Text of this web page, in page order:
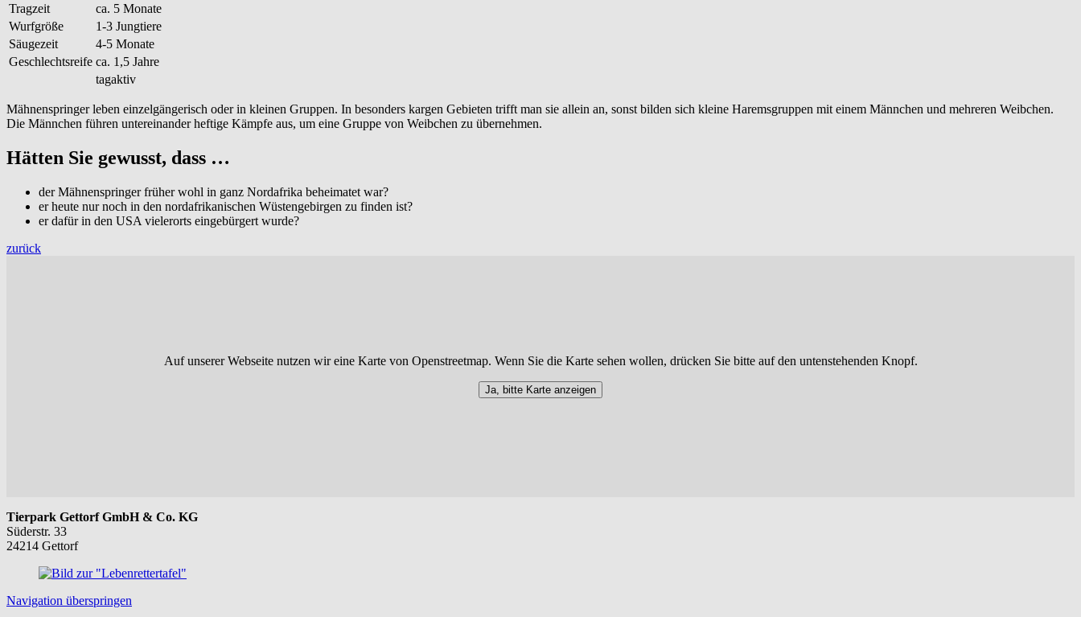
Tragzeit
ca. 5 Monate
Wurfgröße
1-3 Jungtiere
Säugezeit
4-5 Monate
Geschlechtsreife ca. 1,5 Jahre
tagaktiv
Mähnenspringer leben einzelgängerisch oder in kleinen Gruppen. In besonders kargen Gebieten trifft man sie allein an, sonst bilden sich kleine Haremsgruppen mit einem Männchen und mehreren Weibchen.
Die Männchen führen untereinander heftige Kämpfe aus, um eine Gruppe von Weibchen zu übernehmen.
Hätten Sie gewusst, dass …
der Mähnenspringer früher wohl in ganz Nordafrika beheimatet war?
er heute nur noch in den nordafrikanischen Wüstengebirgen zu finden ist?
er dafür in den USA vielerorts eingebürgert wurde?
zurück
Auf unserer Webseite nutzen wir eine Karte von Openstreetmap. Wenn Sie die Karte sehen wollen, drücken Sie bitte auf den untenstehenden Knopf.
Ja, bitte Karte anzeigen
Tierpark Gettorf GmbH & Co. KG
Süderstr. 33
24214 Gettorf
Navigation überspringen